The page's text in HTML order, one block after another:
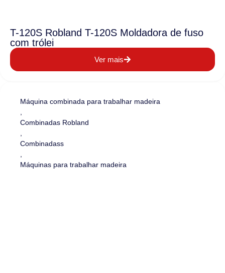
T-120S Robland T-120S Moldadora de fuso
com trólei
Ver mais
Máquina combinada para trabalhar madeira
Combinadas Robland
Combinadass
Máquinas para trabalhar madeira